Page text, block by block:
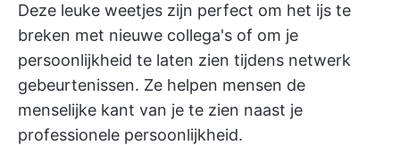
Deze leuke weetjes zijn perfect om het ijs te
breken met nieuwe collega's of om je
persoonlijkheid te laten zien tijdens netwerk
gebeurtenissen. Ze helpen mensen de
menselijke kant van je te zien naast je
professionele persoonlijkheid.